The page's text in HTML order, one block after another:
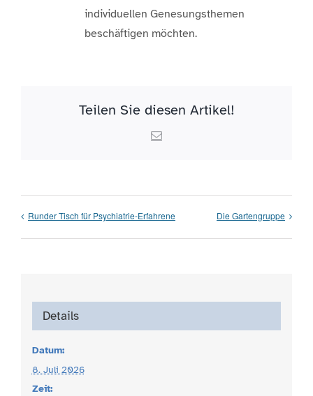
individuellen Genesungsthemen
beschäftigen möchten.
Teilen Sie diesen Artikel!
Email
Runder Tisch für Psychiatrie-Erfahrene Die Gartengruppe
Details
Datum:
8. Juli 2026
Zeit: